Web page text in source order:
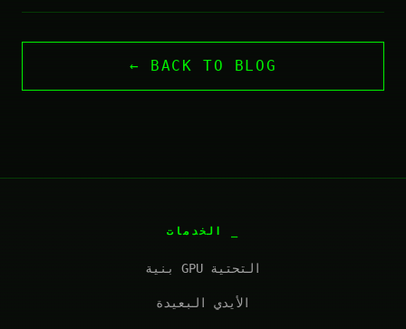
← BACK TO BLOG
بنية GPU التحتية
الأيدي البعيدة